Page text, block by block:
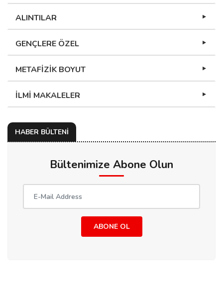
ALINTILAR
GENÇLERE ÖZEL
METAFİZİK BOYUT
İLMİ MAKALELER
HABER BÜLTENİ
Bültenimize Abone Olun
ABONE OL